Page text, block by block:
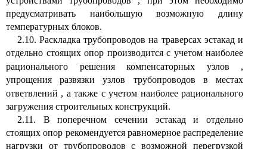
предусматривать наибольшую возможную длину
температурных блоков.
2.10. Раскладка трубопроводов на траверсах эстакад и
отдельно стоящих опор производится с учетом наиболее
рационального решения компенсаторных узлов
,
упрощения развязки узлов трубопроводов в местах
ответвлений , а также с учетом наиболее рационального
загружения строительных конструкций.
2.11. В поперечном сечении эстакад и отдельно
стоящих опор рекомендуется равномерное распределение
нагрузки от трубопроводов с возможной перегрузкой